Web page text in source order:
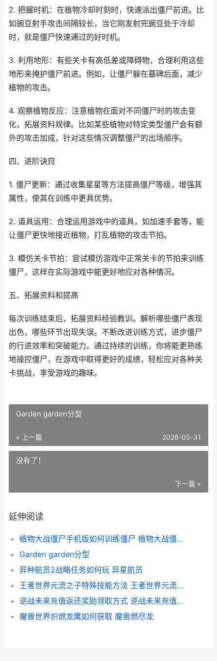
2. 把握时机：在植物冷却时刻时，快速派出僵尸前进。比
如豌豆射手攻击间隔较长，当它刚发射完豌豆处于冷却
时，就是僵尸快速通过的好时机。
3. 利用地形：有些关卡有高低差或障碍物，合理利用这些
地形来掩护僵尸前进。例如，让僵尸躲在墓碑后面，减少
植物的攻击。
4. 观察植物反应：注意植物在面对不同僵尸时的攻击变
化，拓展资料规律。比如某些植物对特定类型僵尸会有额
外的攻击加成，针对这些情况调整僵尸的出场顺序。
四、进阶诀窍
1. 僵尸更新：通过收集星星等方法提高僵尸等级，增强其
属性，使其在训练中更具优势。
2. 道具运用：合理运用游戏中的道具，如加速手套等，能
让僵尸更快地接近植物，打乱植物的攻击节拍。
3. 模仿关卡节拍：尝试模仿游戏中正常关卡的节拍来训练
僵尸，这样在实际游戏中能更好地应对各种情况。
五、拓展资料和提高
每次训练结束后，拓展资料经验教训。解析哪些僵尸表现
出色，哪些环节出现失误。不断改进训练方式，进步僵尸
的行进效率和突破能力。通过持续的训练，你将能更熟练
地操控僵尸，在游戏中取得更好的成绩，轻松应对各种关
卡挑战，享受游戏的趣味。
Garden garden分型
« 上一篇 2026-05-31
没有了！
下一篇 »
延伸阅读
植物大战僵尸手机版如何训练僵尸 植物大战僵尸手套
Garden garden分型
异种航员2战略任务如何玩 异星航员
王者世界元流之子特殊技能方法 王者世界元流之子套装
逆战未来充值返还奖励领取方式 逆战未来充值返利入口
魔兽世界炽燃龙鹰如何获取 魔兽燃尽龙